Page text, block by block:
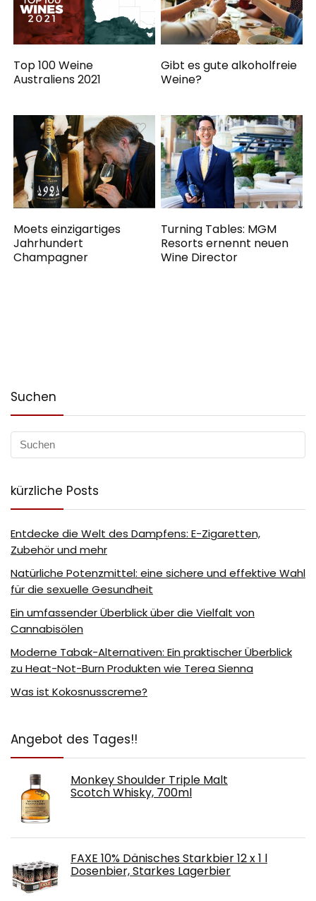
Top 100 Weine
Australiens 2021
Gibt es gute alkoholfreie
Weine?
Moets einzigartiges
Jahrhundert
Champagner
Turning Tables: MGM
Resorts ernennt neuen
Wine Director
Suchen
kürzliche Posts
Entdecke die Welt des Dampfens: E-Zigaretten,
Zubehör und mehr
Natürliche Potenzmittel: eine sichere und effektive Wahl
für die sexuelle Gesundheit
Ein umfassender Überblick über die Vielfalt von
Cannabisölen
Moderne Tabak-Alternativen: Ein praktischer Überblick
zu Heat-Not-Burn Produkten wie Terea Sienna
Was ist Kokosnusscreme?
Angebot des Tages!!
Monkey Shoulder Triple Malt
Scotch Whisky, 700ml
FAXE 10% Dänisches Starkbier 12 x 1 l
Dosenbier, Starkes Lagerbier